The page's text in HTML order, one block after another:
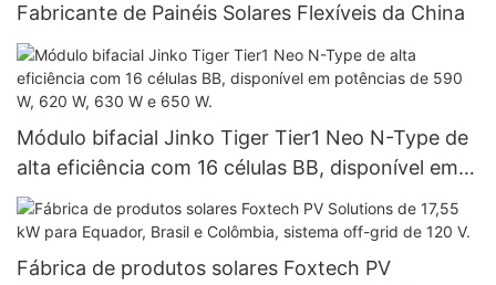
Fabricante de Painéis Solares Flexíveis da China
Módulo bifacial Jinko Tiger Tier1 Neo N-Type de
alta eficiência com 16 células BB, disponível em
potências de 590 W, 620 W, 630 W e 650 W.
Fábrica de produtos solares Foxtech PV